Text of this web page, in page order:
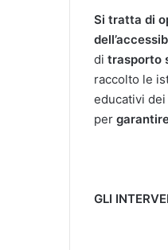
Si tratta di
di trasporto
raccolto le
educativi
per
GLI